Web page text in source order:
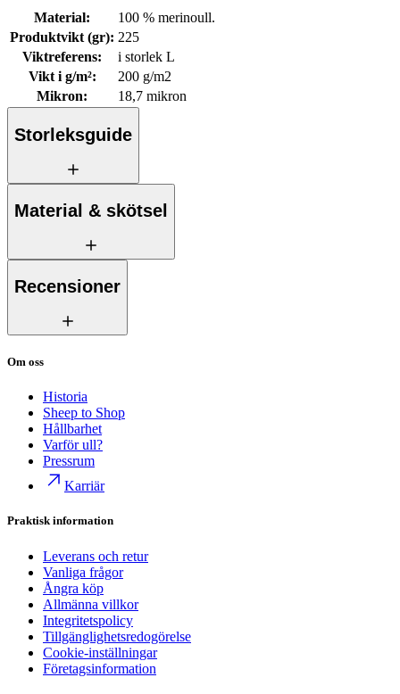
Material:
100 % merinoull.
Produktvikt (gr): 225
Viktreferens:
i storlek L
Vikt i g/m²:
200 g/m2
Mikron: 18,7 mikron
Storleksguide
Material & skötsel
Recensioner
Om oss
Historia
Sheep to Shop
Hållbarhet
Varför ull?
Pressrum
Karriär
Praktisk information
Leverans och retur
Vanliga frågor
Ångra köp
Allmänna villkor
Integritetspolicy
Tillgänglighetsredogörelse
Cookie-inställningar
Företagsinformation